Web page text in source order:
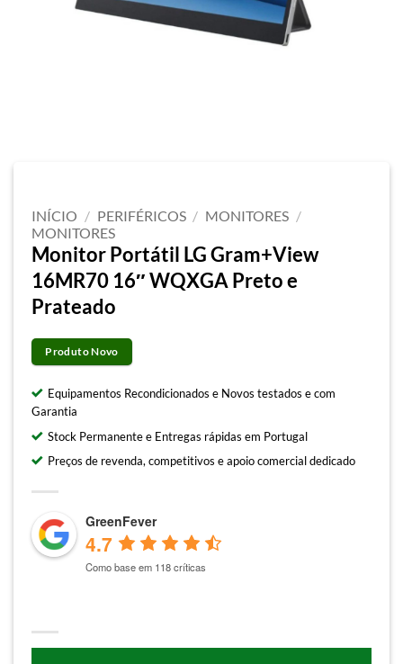
INÍCIO / PERIFÉRICOS / MONITORES /
MONITORES
Monitor Portátil LG Gram+View
16MR70 16″ WQXGA Preto e
Prateado
Produto Novo
Equipamentos Recondicionados e Novos testados e com
Garantia
Stock Permanente e Entregas rápidas em Portugal
Preços de revenda, competitivos e apoio comercial dedicado
GreenFever
4.7
Como base em 118 críticas